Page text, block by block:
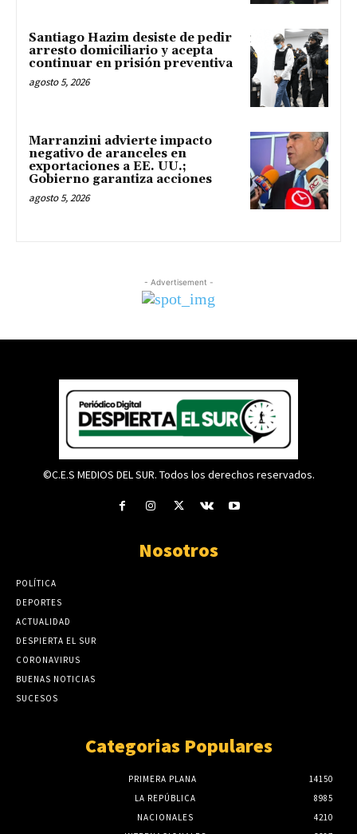
Santiago Hazim desiste de pedir
arresto domiciliario y acepta
continuar en prisión preventiva
agosto 5, 2026
Marranzini advierte impacto
negativo de aranceles en
exportaciones a EE. UU.;
Gobierno garantiza acciones
agosto 5, 2026
- Advertisement -
©C.E.S MEDIOS DEL SUR. Todos los derechos reservados.
Nosotros
POLÍTICA
DEPORTES
ACTUALIDAD
DESPIERTA EL SUR
CORONAVIRUS
BUENAS NOTICIAS
SUCESOS
Categorias Populares
PRIMERA PLANA
14150
LA REPÚBLICA
8985
NACIONALES
4210